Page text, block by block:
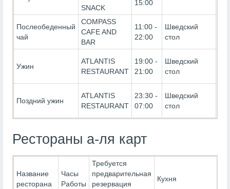
SNACK
15:00
Послеобеденный
чай
COMPASS
CAFE AND
BAR
11:00 -
22:00
Шведский
стол
Ужин
ATLANTIS
RESTAURANT
19:00 -
21:00
Шведский
стол
Поздний ужин
ATLANTIS
RESTAURANT
23:30 -
07:00
Шведский
стол
Рестораны а-ля карт
Название
ресторана
Часы
Работы
Требуется
предварительная
резервация
Кухня